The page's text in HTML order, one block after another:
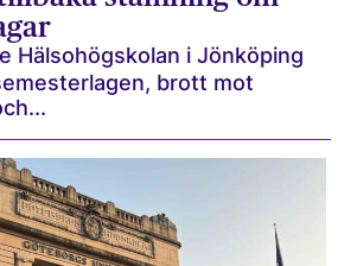
Hälsohögskolan i Jönköping
brott mot